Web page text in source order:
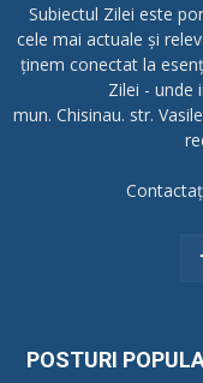
Subiectul Zilei este
cele mai actuale și
ținem conectat la
Zilei - unde
mun. Chisinau. str.
POSTURI